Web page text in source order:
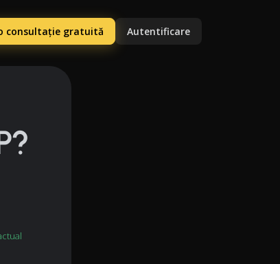
consultație gratuită Autentificare